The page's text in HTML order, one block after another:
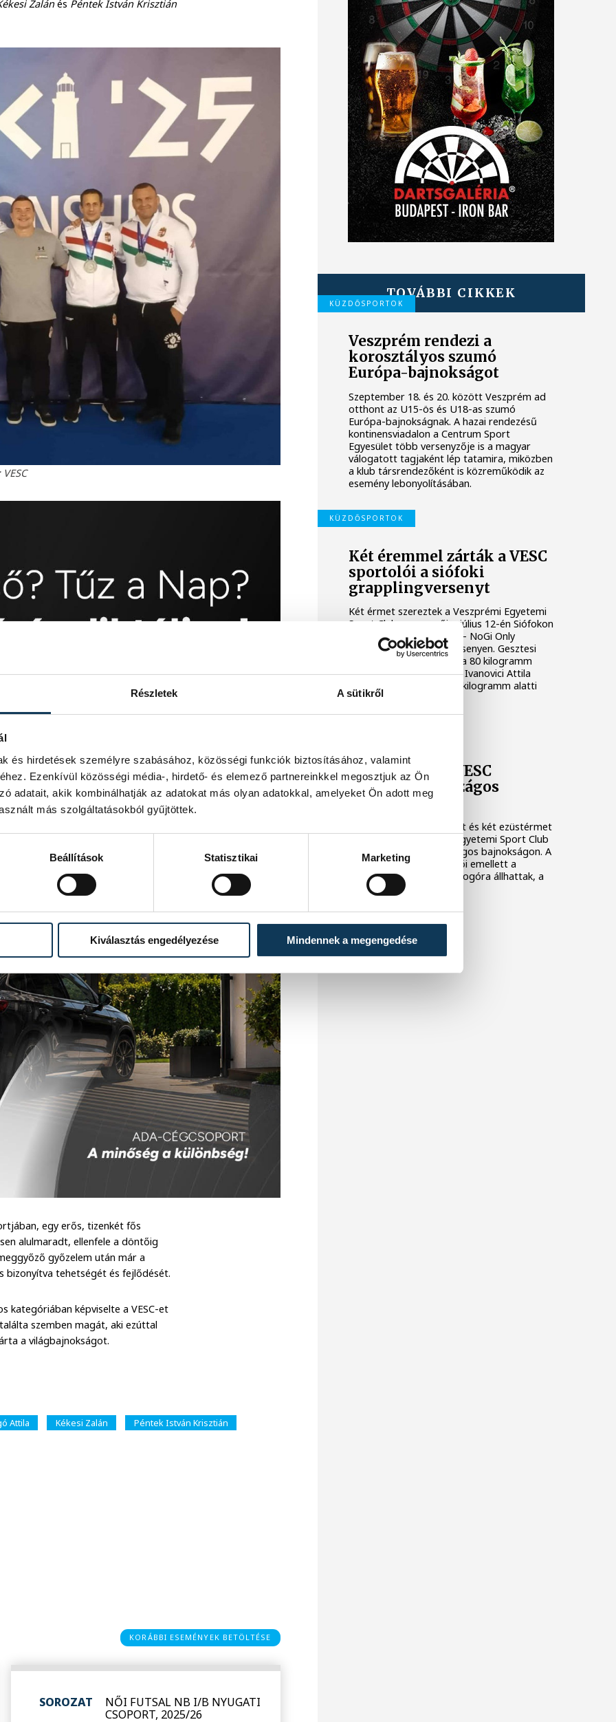
Részletek A sütikről
és hirdetések személyre szabásához, közösségi funkciók biztosításához, valamint
Ezenkívül közösségi média-, hirdető- és elemező partnereinkkel megosztjuk az Ön
adatait, akik kombinálhatják az adatokat más olyan adatokkal, amelyeket Ön adott meg
más szolgáltatásokból gyűjtöttek.
Beállítások Statisztikai Marketing
Kiválasztás engedélyezése Mindennek a megengedése
Zalánés Péntek István Krisztián
egy erős, tizenkét fős
alulmaradt, ellenfele a döntőig
győzelem után már a
bizonyítva tehetségét és fejlődését.
kategóriában képviselte a VESC-et
szemben magát, aki ezúttal
a világbajnokságot.
Attila Kékesi Zalán Péntek István Krisztián
KORÁBBI ESEMÉNYEK BETÖLTÉSE
SOROZAT
NŐI FUTSAL NB I/B NYUGATI
CSOPORT, 2025/26
TOVÁBBI CIKKEK
KÜZDŐSPORTOK
Veszprém rendezi a
korosztályos szumó
Európa-bajnokságot
Szeptember 18. és 20. között Veszprém ad
otthont az U15-ös és U18-as szumó
Európa-bajnokságnak. A hazai rendezésű
kontinensviadalon a Centrum Sport
Egyesület több versenyzője is a magyar
válogatott tagjaként lép tatamira, miközben
a klub társrendezőként is közreműködik az
esemény lebonyolításában.
KÜZDŐSPORTOK
Két éremmel zárták a VESC
sportolói a siófoki
grapplingversenyt
Két érmet szereztek a Veszprémi Egyetemi
Sport Club versenyzői a július 12-én Siófokon
rendezett Siófok Brawls – NoGi Only
Submission grapplingversenyen. Gesztesi
Ádám aranyérmet nyert a 80 kilogramm
feletti kategóriában, míg Ivanovici Attila
bronzéremmel zárt a 80 kilogramm alatti
kezdők mezőnyében.
Remekeltek a VESC
birkózói az országos
bajnokságon
Két magyar bajnoki címet és két ezüstérmet
szereztek a Veszprémi Egyetemi Sport Club
birkózói a 2026-os országos bajnokságon. A
veszprémi klub versenyzői emellett a
csapatversenyben is dobogóra állhattak, a
harmadik helyen zártak.